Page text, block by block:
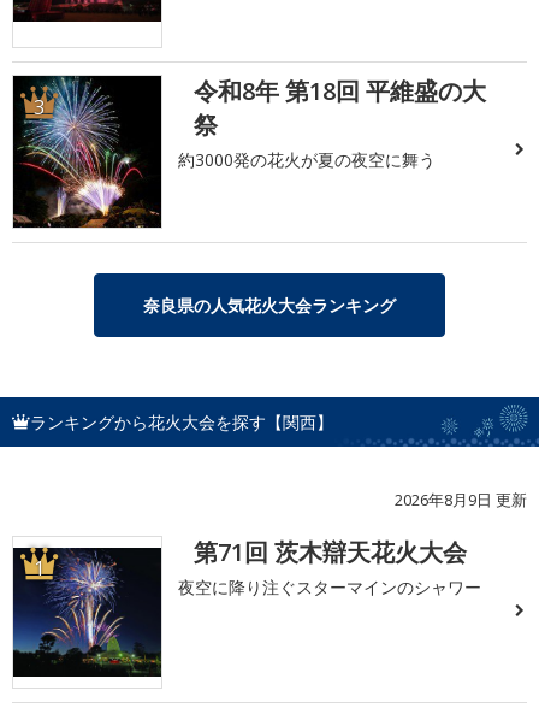
3
令和8年 第18回 平維盛の大
祭
約3000発の花火が夏の夜空に舞う
奈良県の人気花火大会ランキング
ランキングから花火大会を探す【関西】
2026年8月9日 更新
1 第71回 茨木辯天花火大会
夜空に降り注ぐスターマインのシャワー